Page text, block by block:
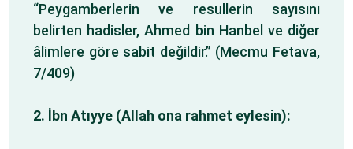
“Peygamberlerin ve resullerin sayısını
belirten hadisler, Ahmed bin Hanbel ve diğer
âlimlere göre sabit değildir.” (Mecmu Fetava,
7/409)
2. İbn Atıyye (Allah ona rahmet eylesin):